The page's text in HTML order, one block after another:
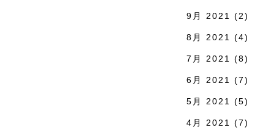
9月 2021 (2)
8月 2021 (4)
7月 2021 (8)
6月 2021 (7)
5月 2021 (5)
4月 2021 (7)